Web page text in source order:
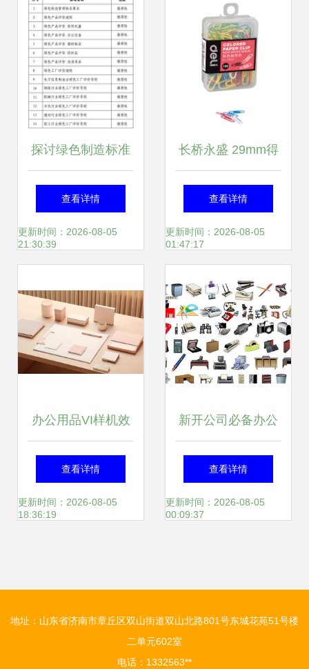
探讨绿色制造标准
体系建设指南对办
公用品行业的深远
查看详情
更新时间：2026-08-05
21:30:39
长桥永盛 29mm得
力彩色回形针-办公
文具的灵气点缀
查看详情
更新时间：2026-08-05
01:47:17
办公用品VI样机效
果图与摄影图，办
公设备及耗材的高
查看详情
更新时间：2026-08-05
18:36:19
新开公司必备办公
用品全攻略 从基础
到高效运营的配置
查看详情
更新时间：2026-08-05
00:09:37
地址：山东省济南市章丘区双山街道双山北路801号东城花苑51号楼
二单元602室
电话：1332563**